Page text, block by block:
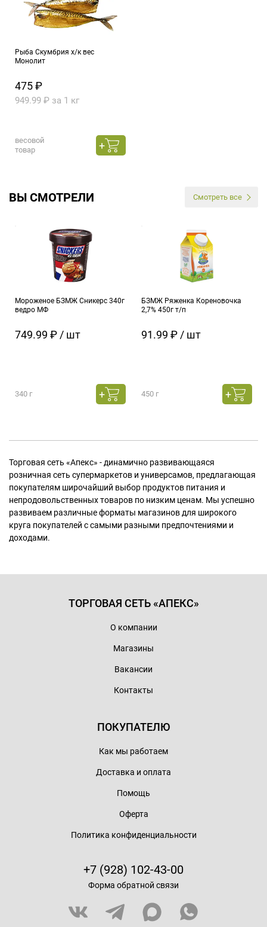
Рыба Скумбрия х/к вес
Монолит
475 ₽
949.99 ₽ за 1 кг
весовой
товар
ВЫ СМОТРЕЛИ Смотреть все
Мороженое БЗМЖ Сникерс 340г
ведро МФ
749.99 ₽ / шт
340 г
БЗМЖ Ряженка Кореновочка
2,7% 450г т/п
91.99 ₽ / шт
450 г
Торговая сеть «Апекс» - динамично развивающаяся
розничная сеть супермаркетов и универсамов, предлагающая
покупателям широчайший выбор продуктов питания и
непродовольственных товаров по низким ценам. Мы успешно
развиваем различные форматы магазинов для широкого
круга покупателей с самыми разными предпочтениями и
доходами.
ТОРГОВАЯ СЕТЬ «АПЕКС»
О компании
Магазины
Вакансии
Контакты
ПОКУПАТЕЛЮ
Как мы работаем
Доставка и оплата
Помощь
Оферта
Политика конфиденциальности
+7 (928) 102-43-00
Форма обратной связи